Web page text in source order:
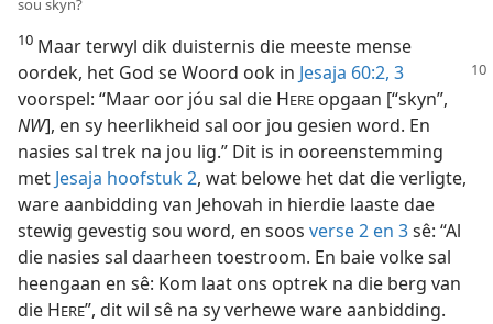
sou skyn?
10 Maar terwyl dik duisternis die meeste mense
oordek, het God se Woord ook in Jesaja 60:2, 3
voorspel: “Maar oor jóu sal die HERE opgaan [“skyn”,
NW], en sy heerlikheid sal oor jou gesien word. En
nasies sal trek na jou lig.” Dit is in ooreenstemming
met Jesaja hoofstuk 2, wat belowe het dat die verligte,
ware aanbidding van Jehovah in hierdie laaste dae
stewig gevestig sou word, en soos verse 2 en 3sê: “Al
die nasies sal daarheen toestroom. En baie volke sal
heengaan en sê: Kom laat ons optrek na die berg van
die HERE”, dit wil sê na sy verhewe ware aanbidding.